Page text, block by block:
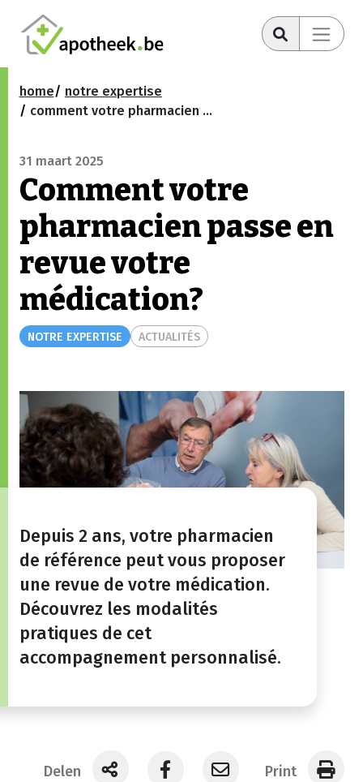
home
notre expertise
comment votre pharmacien passe en revue votre médication?
31 maart 2025
Comment votre
pharmacien passe en
revue votre
médication?
NOTRE EXPERTISE ACTUALITÉS
Depuis 2 ans, votre pharmacien
de référence peut vous proposer
une revue de votre médication.
Découvrez les modalités
pratiques de cet
accompagnement personnalisé.
Delen Print